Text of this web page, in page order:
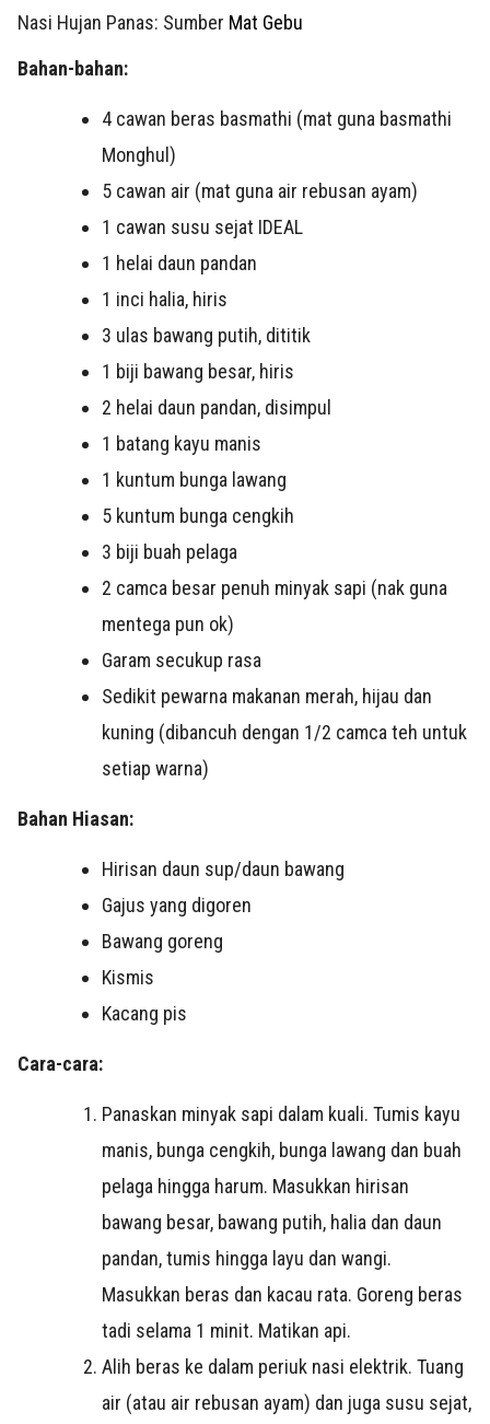
Nasi Hujan Panas: Sumber Mat Gebu
Bahan-bahan:
4 cawan beras basmathi (mat guna basmathi
Monghul)
5 cawan air (mat guna air rebusan ayam)
1 cawan susu sejat IDEAL
1 helai daun pandan
1 inci halia, hiris
3 ulas bawang putih, dititik
1 biji bawang besar, hiris
2 helai daun pandan, disimpul
1 batang kayu manis
1 kuntum bunga lawang
5 kuntum bunga cengkih
3 biji buah pelaga
2 camca besar penuh minyak sapi (nak guna
mentega pun ok)
Garam secukup rasa
Sedikit pewarna makanan merah, hijau dan
kuning (dibancuh dengan 1/2 camca teh untuk
setiap warna)
Bahan Hiasan:
Hirisan daun sup/daun bawang
Gajus yang digoren
Bawang goreng
Kismis
Kacang pis
Cara-cara:
Panaskan minyak sapi dalam kuali. Tumis kayu
manis, bunga cengkih, bunga lawang dan buah
pelaga hingga harum. Masukkan hirisan
bawang besar, bawang putih, halia dan daun
pandan, tumis hingga layu dan wangi.
Masukkan beras dan kacau rata. Goreng beras
tadi selama 1 minit. Matikan api.
Alih beras ke dalam periuk nasi elektrik. Tuang
air (atau air rebusan ayam) dan juga susu sejat,